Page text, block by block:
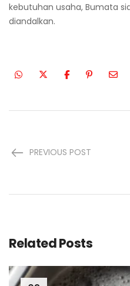
kebutuhan usaha, Bumata
diandalkan.
PREVIOUS POST
Related Posts